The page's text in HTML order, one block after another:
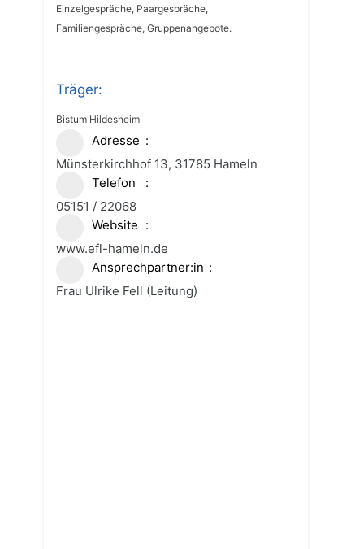
Einzelgespräche, Paargespräche,
Familiengespräche, Gruppenangebote.
Träger:
Bistum Hildesheim
Adresse
Münsterkirchhof 13, 31785 Hameln
Telefon
05151 / 22068
Website
www.efl-hameln.de
Ansprechpartner:in
Frau Ulrike Fell (Leitung)